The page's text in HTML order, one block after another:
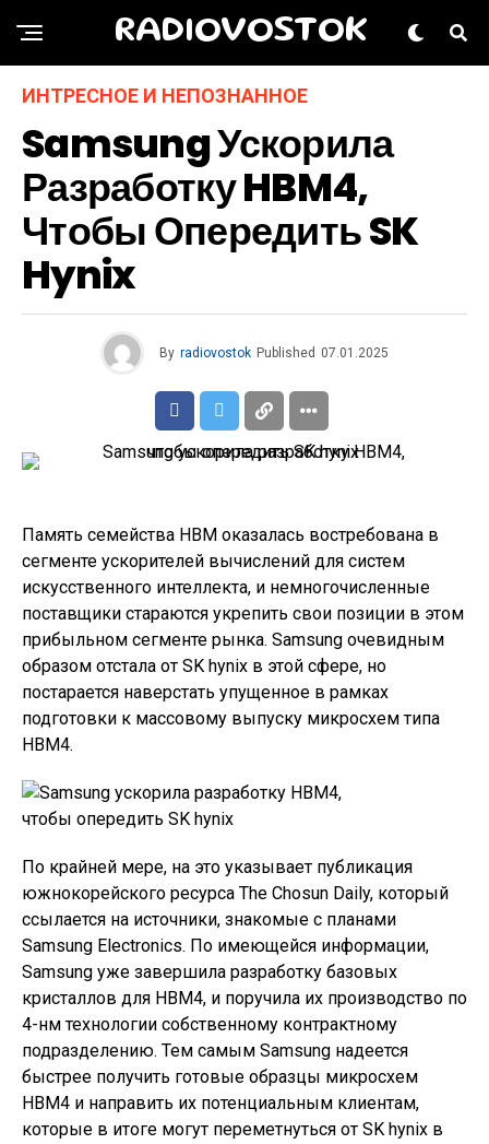
RADIOVOSTOK
ИНТРЕСНОЕ И НЕПОЗНАННОЕ
Samsung Ускорила
Разработку HBM4,
Чтобы Опередить SK
Hynix
By radiovostok Published 07.01.2025
Память семейства HBM оказалась востребована в
сегменте ускорителей вычислений для систем
искусственного интеллекта, и немногочисленные
поставщики стараются укрепить свои позиции в этом
прибыльном сегменте рынка. Samsung очевидным
образом отстала от SK hynix в этой сфере, но
постарается наверстать упущенное в рамках
подготовки к массовому выпуску микросхем типа
HBM4.
По крайней мере, на это указывает публикация
южнокорейского ресурса The Chosun Daily, который
ссылается на источники, знакомые с планами
Samsung Electronics. По имеющейся информации,
Samsung уже завершила разработку базовых
кристаллов для HBM4, и поручила их производство по
4-нм технологии собственному контрактному
подразделению. Тем самым Samsung надеется
быстрее получить готовые образцы микросхем
HBM4 и направить их потенциальным клиентам,
которые в итоге могут переметнуться от SK hynix в